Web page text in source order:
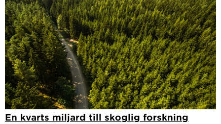
En kvarts miljard till skoglig forskning